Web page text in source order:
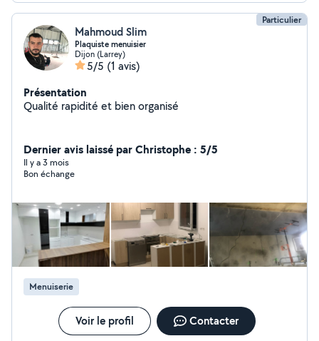
Particulier
Mahmoud Slim
Plaquiste menuisier
Dijon (Larrey)
5/5 (1 avis)
Présentation
Qualité rapidité et bien organisé
Dernier avis laissé par Christophe : 5/5
Il y a 3 mois
Bon échange
Menuiserie
Voir le profil Contacter